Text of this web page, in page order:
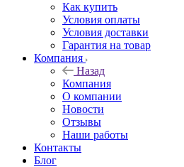
Как купить
Условия оплаты
Условия доставки
Гарантия на товар
Компания
Назад
Компания
О компании
Новости
Отзывы
Наши работы
Контакты
Блог